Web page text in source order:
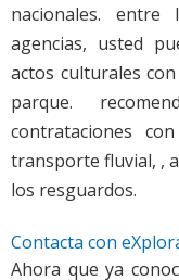
nacionales.
agencias, usted
actos culturales
parque.
contrataciones
transporte fluvial, ,
los resguardos.
Contacta con
Ahora que ya